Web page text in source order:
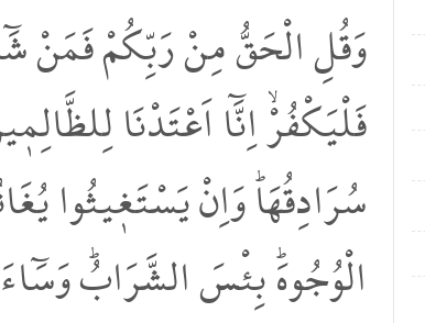
وَقُلِ الْحَقُّ مِنْ رَبِّكُمْ فَمَنْ
فَلْيَكْفُرْۙ اِنَّٓا اَعْتَدْنَا
سُرَادِقُهَاۜ وَاِنْ يَسْتَغ۪يثُوا
الْوُجُوهَۜ بِئْسَ الشَّرَابُۜ